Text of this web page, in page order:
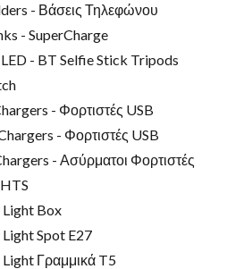
- Βάσεις Τηλεφώνου
- SuperCharge
- BT Selfie Stick Tripods
- Φορτιστές USB
- Φορτιστές USB
- Ασύρματοι Φορτιστές
Light Box
Spot E27
Γραμμικά T5